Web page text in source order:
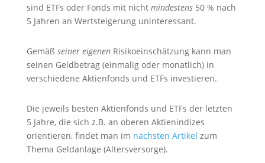
sind ETFs oder Fonds mit nicht mindestens 50 % nach
5 Jahren an Wertsteigerung uninteressant.
Gemäß seiner eigenenRisikoeinschätzung kann man
seinen Geldbetrag (einmalig oder monatlich) in
verschiedene Aktienfonds und ETFs investieren.
Die jeweils besten Aktienfonds und ETFs der letzten
5 Jahre, die sich z.B. an oberen Aktienindizes
orientieren, findet man im nächsten Artikel zum
Thema Geldanlage (Altersversorge).